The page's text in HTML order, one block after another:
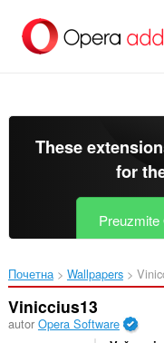
glavni
These
for
Preuzmite
Почетна Wallpapers
Viniccius13
autor Opera Software